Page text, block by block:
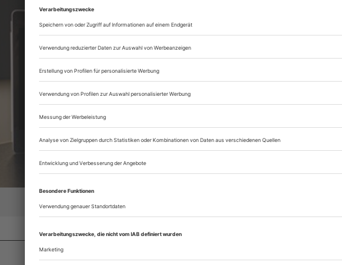
Zugang zur
zum ePaper
Lesegenuss auf
Opernwelt
sofort nutzen
Digital-Abo testen